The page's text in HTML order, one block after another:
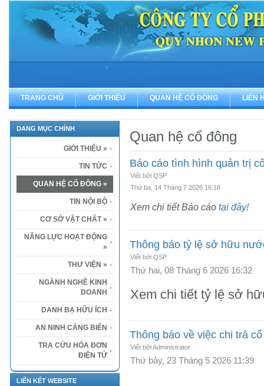
TRANG CHỦ GIỚI THIỆU QUAN HỆ CỔ ĐÔNG LIÊN
Quan hệ cổ đông
Báo cáo tình hình quản trị
Viết bởi QSP
Thứ ba, 14 Tháng 7 2026 16:18
Xem chi tiết Báo cáo tại đây!
Thông báo tỷ lệ sở hữu
Viết bởi QSP
Thứ hai, 08 Tháng 6 2026 16:32
Xem chi tiết tỷ lệ sở
Thông báo về việc chi trả
Viết bởi Administrator
Thứ bảy, 23 Tháng 5 2026 11:39
DANG MỤC CHÍNH
GIỚI THIỆU »
TIN TỨC
QUAN HỆ CỔ ĐÔNG »
TIN NỘI BỘ
CƠ SỞ VẬT CHẤT»
NĂNG LỰC HOẠT ĐỘNG
»
THƯ VIỆN »
NGÀNH NGHỀ KINH
DOANH
DANH BẠ HỮU ÍCH
AN NINH CẢNG BIỂN
TRA CỨU HÓA ĐƠN
ĐIỆN TỬ
LIÊN KẾT WEBSITE